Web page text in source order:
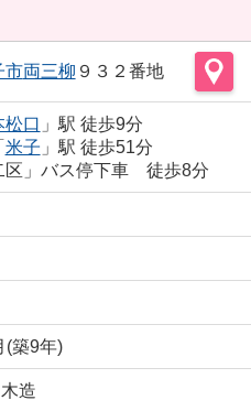
市両三柳 ９３２番地
松口 」駅 徒歩9分
米子 」駅 徒歩51分
区」バス停下車 徒歩8分
(築9年)
造